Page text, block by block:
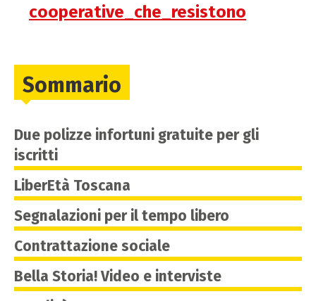
cooperative_che_resistono
Sommario
Due polizze infortuni gratuite per gli
iscritti
LiberEtà Toscana
Segnalazioni per il tempo libero
Contrattazione sociale
Bella Storia! Video e interviste